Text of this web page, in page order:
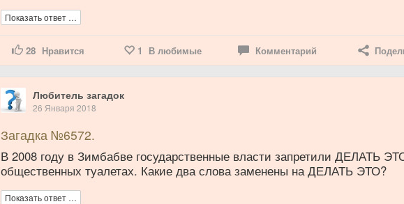
Показать ответ …
28 Нравится 1 В любимые Комментарий
Любитель загадок
26 Января 2018
Загадка №6572.
В 2008 году в Зимбабве государственные власти запретили ДЕЛАТЬ
общественных туалетах. Какие два слова заменены на ДЕЛАТЬ ЭТО?
Показать ответ …